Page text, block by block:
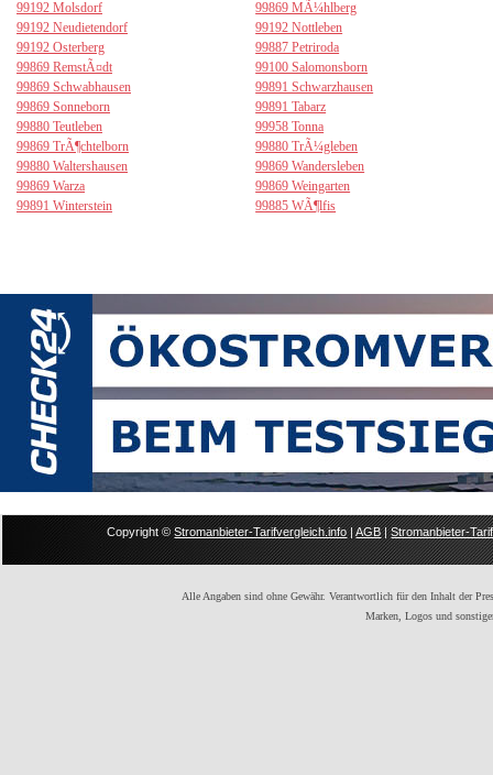
99192 Molsdorf
99869 MÃ¼hlberg
99192 Neudietendorf
99192 Nottleben
99192 Osterberg
99887 Petriroda
99869 RemstÃ¤dt
99100 Salomonsborn
99869 Schwabhausen
99891 Schwarzhausen
99869 Sonneborn
99891 Tabarz
99880 Teutleben
99958 Tonna
99869 TrÃ¶chtelborn
99880 TrÃ¼gleben
99880 Waltershausen
99869 Wandersleben
99869 Warza
99869 Weingarten
99891 Winterstein
99885 WÃ¶lfis
Copyright ©Stromanbieter-Tarifvergleich.info|AGB|Stromanbieter-
Alle Angaben sind ohne Gewähr. Verantwortlich für den Inhalt der
Marken, Logos und